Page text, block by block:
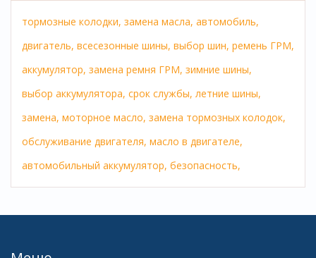
тормозные колодки, замена масла, автомобиль,
двигатель, всесезонные шины, выбор шин, ремень ГРМ,
аккумулятор, замена ремня ГРМ, зимние шины,
выбор аккумулятора, срок службы, летние шины,
замена, моторное масло, замена тормозных колодок,
обслуживание двигателя, масло в двигателе,
автомобильный аккумулятор, безопасность,